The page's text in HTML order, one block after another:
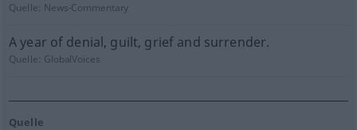
Quelle: News-Commentary
A year of denial, guilt, grief and surrender.
Quelle: GlobalVoices
Quelle